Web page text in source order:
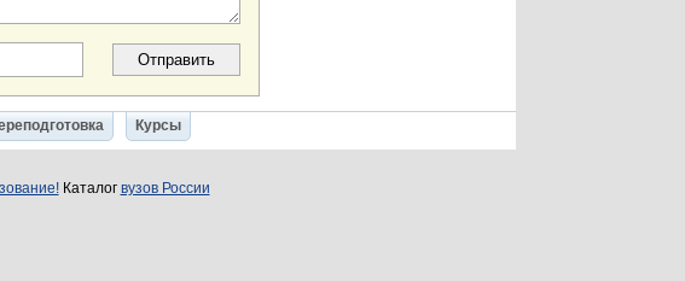
Курсы
Каталог вузов России